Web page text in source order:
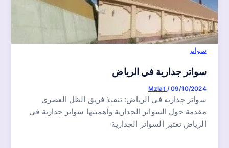
سواتر
سواتر جدارية في الرياض
Mzlat /09/10/2024
سواتر جدارية في الرياض: تنفيذ فريق الظل العصري
مقدمة حول السواتر الجدارية وأهميتها سواتر جدارية في
الرياض تعتبر السواتر الجدارية